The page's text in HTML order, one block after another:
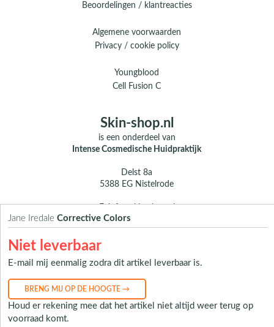
Jane Iredale Corrective Colors
Niet leverbaar
E-mail mij eenmalig zodra dit artikel leverbaar is.
Houd er rekening mee dat het artikel niet altijd weer terug op
voorraad komt.
Beoordelingen / klantreacties
Algemene voorwaarden
Privacy / cookie policy
Youngblood
Cell Fusion C
Skin-shop.nl
is een onderdeel van
Intense Cosmedische Huidpraktijk
Delst 8a
5388 EG Nistelrode
E.info@skin-shop.nl
T.0412 - 312 804
M.06 104 33 489 (WhatsApp)
Contact